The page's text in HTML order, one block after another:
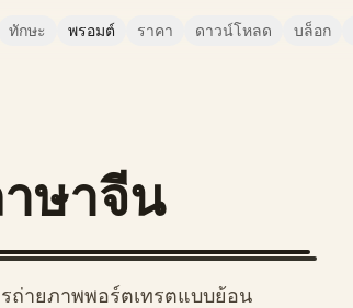
ทักษะ พรอมต์ ราคา ดาวน์โหลด บล็อก
ษาจีน
ถ่ายภาพพอร์ตเทรตแบบย้อน